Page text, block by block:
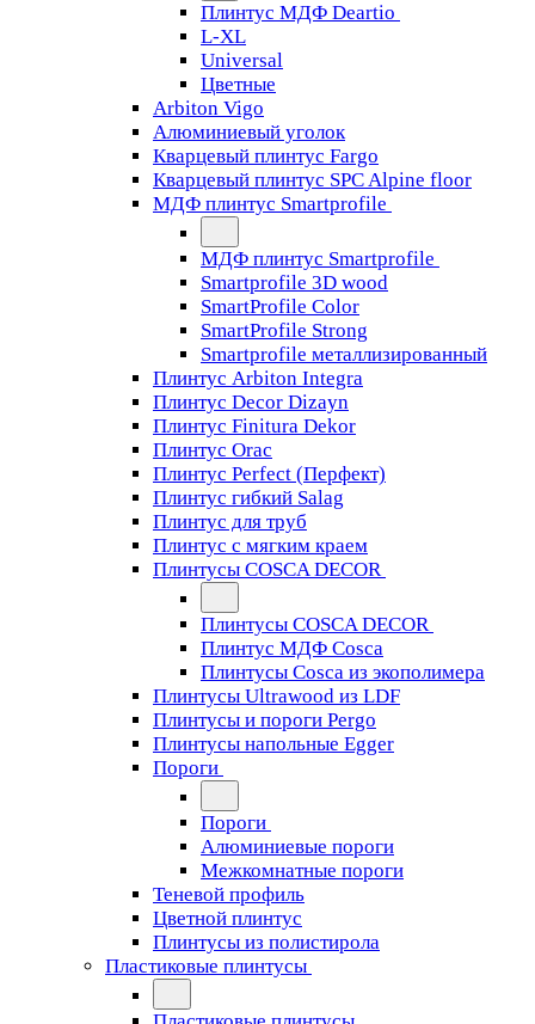
Плинтус МДФ Deartio
L-XL
Universal
Цветные
Arbiton Vigo
Алюминиевый уголок
Кварцевый плинтус Fargo
Кварцевый плинтус SPC Alpine floor
МДФ плинтус Smartprofile
МДФ плинтус Smartprofile
Smartprofile 3D wood
SmartProfile Color
SmartProfile Strong
Smartprofile металлизированный
Плинтус Arbiton Integra
Плинтус Decor Dizayn
Плинтус Finitura Dekor
Плинтус Orac
Плинтус Perfect (Перфект)
Плинтус гибкий Salag
Плинтус для труб
Плинтус с мягким краем
Плинтусы COSCA DECOR
Плинтусы COSCA DECOR
Плинтус МДФ Cosca
Плинтусы Cosca из экополимера
Плинтусы Ultrawood из LDF
Плинтусы и пороги Pergo
Плинтусы напольные Egger
Пороги
Пороги
Алюминиевые пороги
Межкомнатные пороги
Теневой профиль
Цветной плинтус
Плинтусы из полистирола
Пластиковые плинтусы